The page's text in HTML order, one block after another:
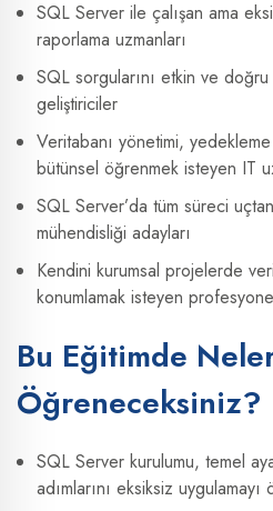
SQL Server ile çalışan ama
raporlama uzmanları
SQL sorgularını etkin ve doğru
geliştiriciler
Veritabanı yönetimi,
bütünsel öğrenmek isteyen IT
SQL Server’da tüm süreci
mühendisliği adayları
Kendini kurumsal projelerde
konumlamak isteyen
Bu Eğitimde
Öğreneceksiniz?
SQL Server kurulumu, temel
adımlarını eksiksiz